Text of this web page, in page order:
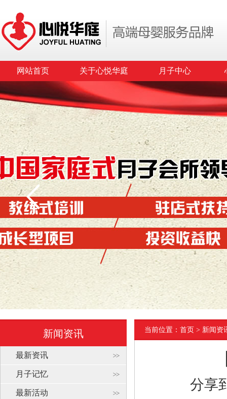
网站首页 关于心悦华庭 月子中心
新闻资讯
最新资讯
月子记忆
最新活动
当前位置： 首页 > 新闻资
分享